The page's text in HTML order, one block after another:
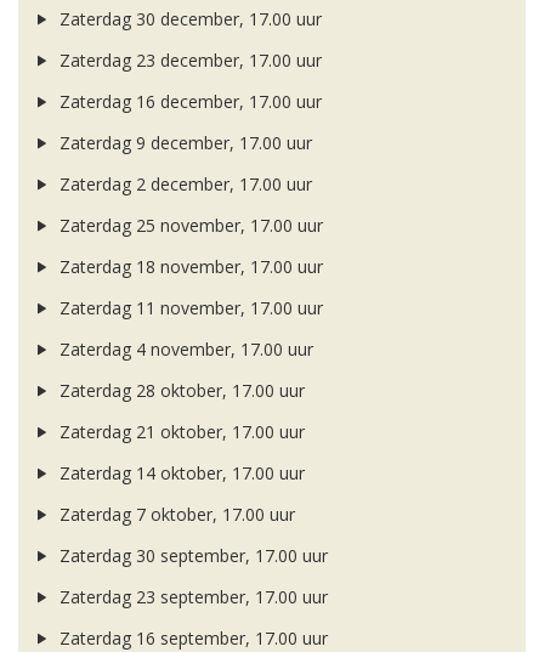
Zaterdag 30 december, 17.00 uur
Zaterdag 23 december, 17.00 uur
Zaterdag 16 december, 17.00 uur
Zaterdag 9 december, 17.00 uur
Zaterdag 2 december, 17.00 uur
Zaterdag 25 november, 17.00 uur
Zaterdag 18 november, 17.00 uur
Zaterdag 11 november, 17.00 uur
Zaterdag 4 november, 17.00 uur
Zaterdag 28 oktober, 17.00 uur
Zaterdag 21 oktober, 17.00 uur
Zaterdag 14 oktober, 17.00 uur
Zaterdag 7 oktober, 17.00 uur
Zaterdag 30 september, 17.00 uur
Zaterdag 23 september, 17.00 uur
Zaterdag 16 september, 17.00 uur